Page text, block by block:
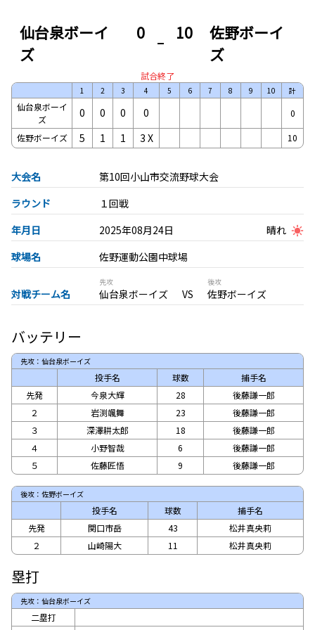
仙台泉ボーイ
ズ
0
佐野ボーイ
ズ
10
試合終了
1 2 3 4 5 6 7 8 9 10 計
仙台泉ボーイ
ズ
0 0 0 0 0
佐野ボーイズ 5 1 1 3 X 10
大会名
第10回小山市交流野球大会
ラウンド
１回戦
年月日
2025年08月24日
晴れ
球場名
佐野運動公園中球場
対戦チーム名
先攻
仙台泉ボーイズ
後攻
佐野ボーイズ
バッテリー
先攻：仙台泉ボーイズ
投手名 球数
捕手名
先発
今泉大輝 28
後藤謙一郎
２
岩渕颯舞 23
後藤謙一郎
３
深澤耕太郎 18
後藤謙一郎
４
小野智哉 6
後藤謙一郎
５
佐藤匠悟 9 後藤謙一郎
後攻：佐野ボーイズ
投手名 球数
捕手名
先発
関口市岳 43
松井真央莉
２
山崎陽大 11 松井真央莉
塁打
先攻：仙台泉ボーイズ
二塁打